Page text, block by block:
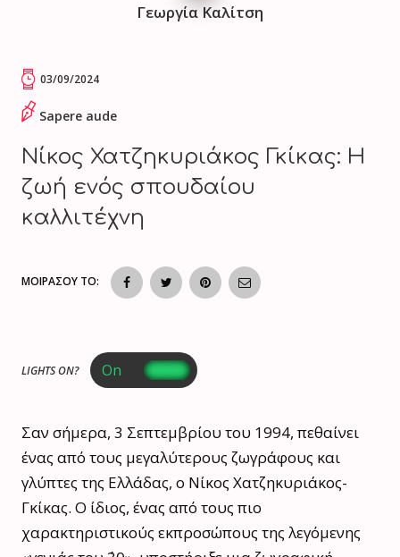
Γεωργία Καλίτση
03/09/2024
Sapere aude
Νίκος Χατζηκυριάκος Γκίκας: Η
ζωή ενός σπουδαίου
καλλιτέχνη
ΜΟΙΡΑΣΟΥ ΤΟ:
LIGHTS ON?
Σαν σήμερα, 3 Σεπτεμβρίου του 1994, πεθαίνει
ένας από τους μεγαλύτερους ζωγράφους και
γλύπτες της Ελλάδας, ο Νίκος Χατζηκυριάκος-
Γκίκας. Ο ίδιος, ένας από τους πιο
χαρακτηριστικούς εκπροσώπους της λεγόμενης